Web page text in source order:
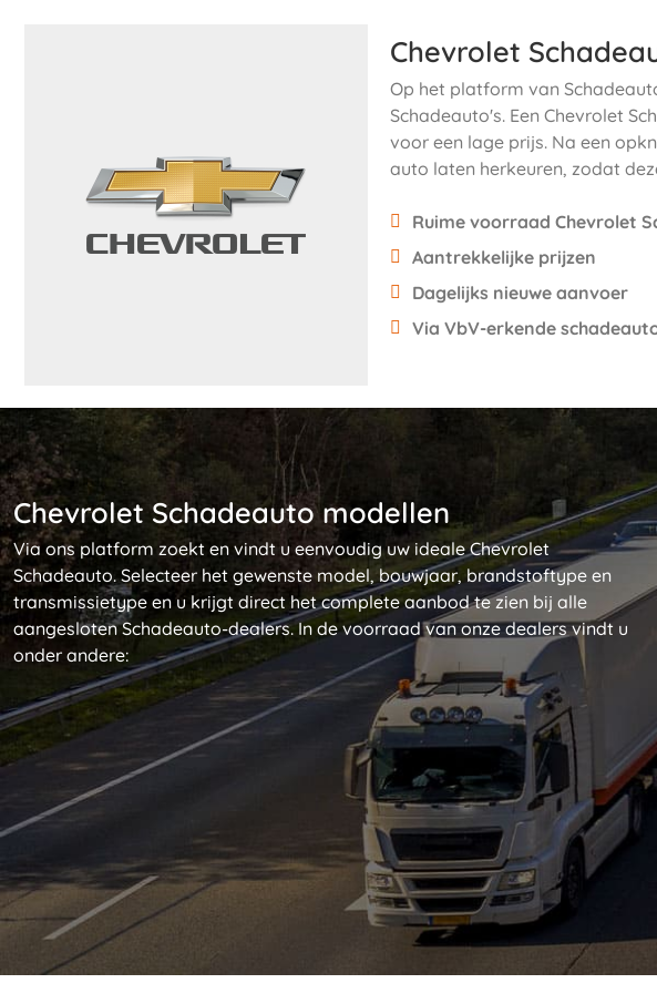
Chevrolet
Op het platform van
Schadeauto's. Een Chevrolet
voor een lage prijs. Na een
auto laten herkeuren, zodat
Ruime voorraad Chevrolet
Aantrekkelijke prijzen
Dagelijks nieuwe aanvoer
Via VbV-erkende
Chevrolet Schadeauto modellen
Via ons platform zoekt en vindt u eenvoudig uw ideale Chevrolet
Schadeauto. Selecteer het gewenste model, bouwjaar, brandstoftype en
transmissietype en u krijgt direct het complete aanbod te zien bij alle
aangesloten Schadeauto-dealers. In de voorraad van onze dealers vindt u
onder andere: